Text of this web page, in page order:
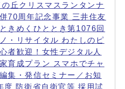
丘クリスマスランタンナ
70周年記念事業 三井住友
きめくひととき第1076回
・リサイタル わたしのピ
者歓迎！女性デジタル人
育成プラン スマホでチャ
集・発信セミナー／お知
度 防衛省自衛官等 採用試